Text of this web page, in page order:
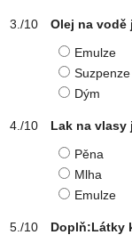
Olej na vodě
Emulze
Suzpenze
Dým
Lak na vlasy
Pěna
Mlha
Emulze
Doplň:Látky